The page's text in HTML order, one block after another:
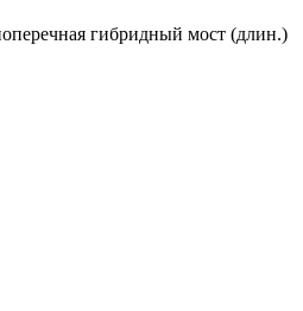
гибридный мост (длин.)